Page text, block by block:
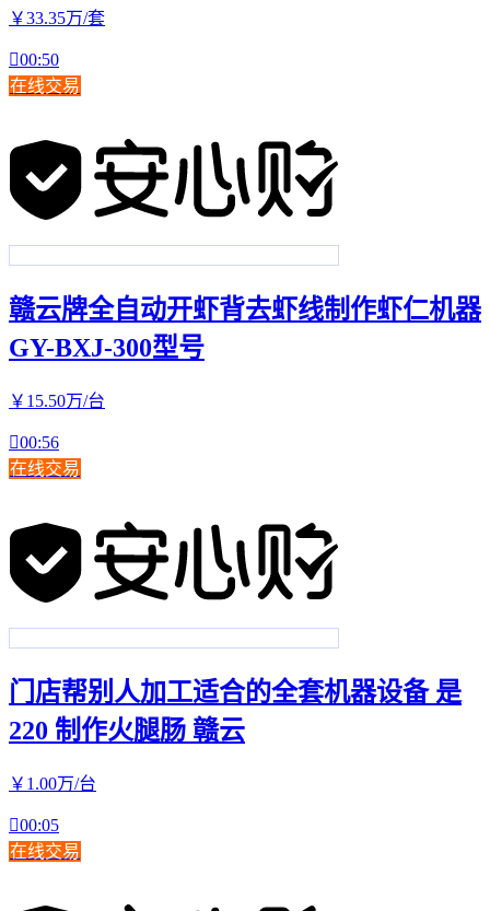
￥33.35万/套
00:50
在线交易
赣云牌全自动开虾背去虾线制作虾仁机器
GY-BXJ-300型号
￥ 15.50万/台
00:56
在线交易
门店帮别人加工适合的全套机器设备 是
220 制作火腿肠 赣云
￥ 1 .00万/台
00:05
在线交易